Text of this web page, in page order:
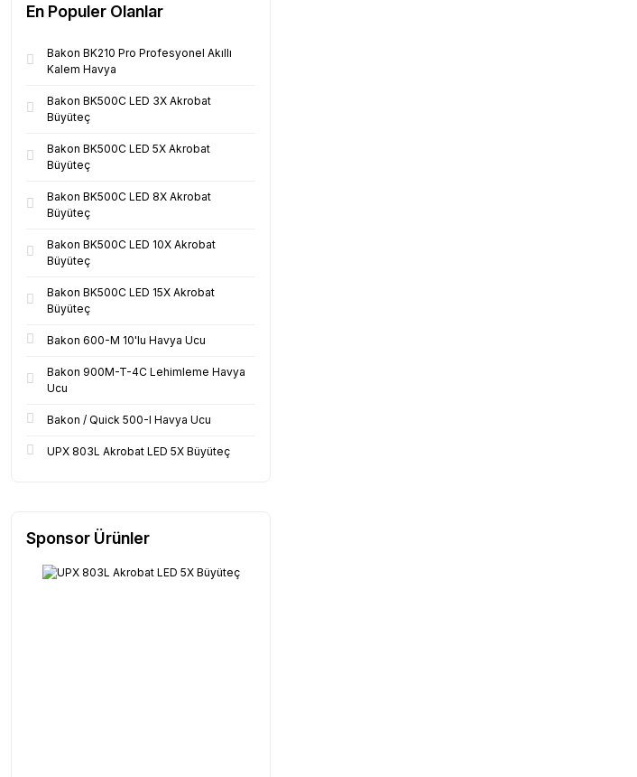
En Populer Olanlar
Bakon BK210 Pro Profesyonel Akıllı
Kalem Havya
Bakon BK500C LED 3X Akrobat
Büyüteç
Bakon BK500C LED 5X Akrobat
Büyüteç
Bakon BK500C LED 8X Akrobat
Büyüteç
Bakon BK500C LED 10X Akrobat
Büyüteç
Bakon BK500C LED 15X Akrobat
Büyüteç
Bakon 600-M 10'lu Havya Ucu
Bakon 900M-T-4C Lehimleme Havya
Ucu
Bakon / Quick 500-I Havya Ucu
UPX 803L Akrobat LED 5X Büyüteç
Sponsor Ürünler